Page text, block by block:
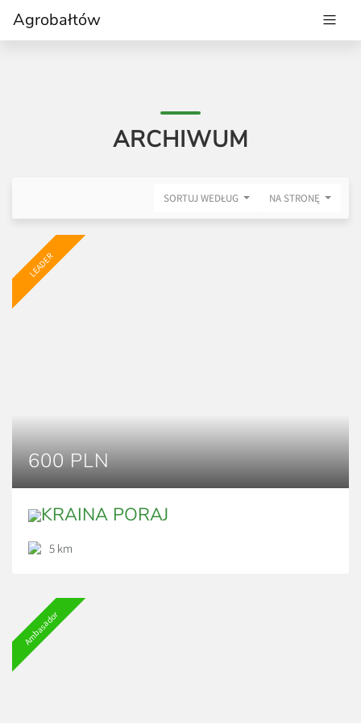
Agrobałtów
ARCHIWUM
SORTUJ WEDŁUG NA STRONĘ
LEADER
600 PLN
KRAINA PORAJ
5 km
Ambasador